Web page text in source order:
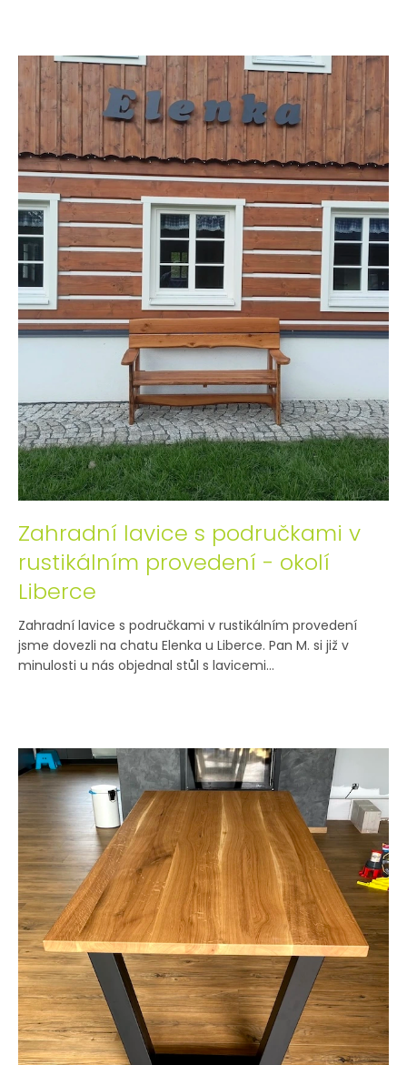
Zahradní lavice s područkami v
rustikálním provedení - okolí
Liberce
Zahradní lavice s područkami v rustikálním provedení
jsme dovezli na chatu Elenka u Liberce. Pan M. si již v
minulosti u nás objednal stůl s lavicemi...